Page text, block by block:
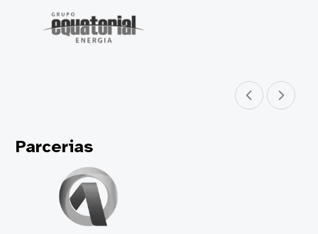
Parceiro anterior
Próximo
Parcerias